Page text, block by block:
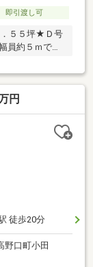
即引渡し可
５５坪★Ｄ号
員約５ｍで車
円
徒歩20分
野口町小田